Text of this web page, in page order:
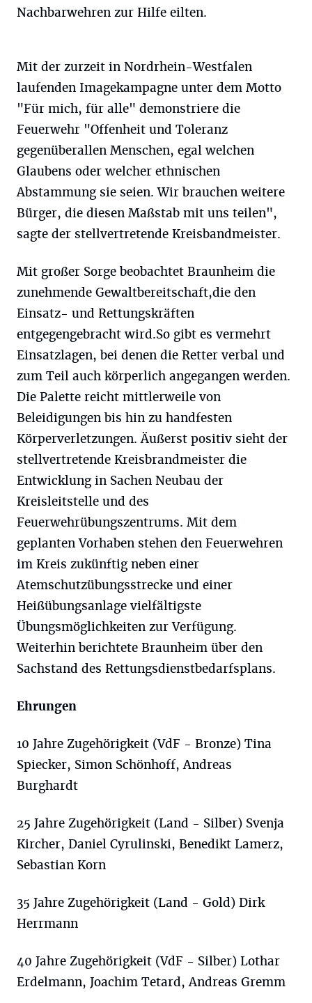
Nachbarwehren zur Hilfe eilten.
Mit der zurzeit in Nordrhein-Westfalen
laufenden Imagekampagne unter dem Motto
"Für mich, für alle" demonstriere die
Feuerwehr "Offenheit und Toleranz
gegenüberallen Menschen, egal welchen
Glaubens oder welcher ethnischen
Abstammung sie seien. Wir brauchen weitere
Bürger, die diesen Maßstab mit uns teilen",
sagte der stellvertretende Kreisbandmeister.
Mit großer Sorge beobachtet Braunheim die
zunehmende Gewaltbereitschaft,die den
Einsatz- und Rettungskräften
entgegengebracht wird.So gibt es vermehrt
Einsatzlagen, bei denen die Retter verbal und
zum Teil auch körperlich angegangen werden.
Die Palette reicht mittlerweile von
Beleidigungen bis hin zu handfesten
Körperverletzungen. Äußerst positiv sieht der
stellvertretende Kreisbrandmeister die
Entwicklung in Sachen Neubau der
Kreisleitstelle und des
Feuerwehrübungszentrums. Mit dem
geplanten Vorhaben stehen den Feuerwehren
im Kreis zukünftig neben einer
Atemschutzübungsstrecke und einer
Heißübungsanlage vielfältigste
Übungsmöglichkeiten zur Verfügung.
Weiterhin berichtete Braunheim über den
Sachstand des Rettungsdienstbedarfsplans.
Ehrungen
10 Jahre Zugehörigkeit (VdF - Bronze) Tina
Spiecker, Simon Schönhoff, Andreas
Burghardt
25 Jahre Zugehörigkeit (Land - Silber) Svenja
Kircher, Daniel Cyrulinski, Benedikt Lamerz,
Sebastian Korn
35 Jahre Zugehörigkeit (Land - Gold) Dirk
Herrmann
40 Jahre Zugehörigkeit (VdF - Silber) Lothar
Erdelmann, Joachim Tetard, Andreas Gremm